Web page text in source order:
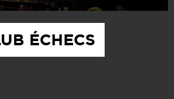
ÉCHECS